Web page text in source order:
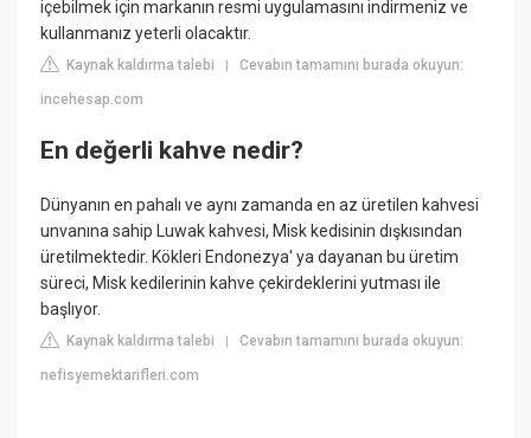
içebilmek için markanın resmi uygulamasını indirmeniz ve
kullanmanız yeterli olacaktır.
Kaynak kaldırma talebi |Cevabın tamamını burada okuyun:
incehesap.com
En değerli kahve nedir?
Dünyanın en pahalı ve aynı zamanda en az üretilen kahvesi
unvanına sahip Luwak kahvesi, Misk kedisinin dışkısından
üretilmektedir. Kökleri Endonezya' ya dayanan bu üretim
süreci, Misk kedilerinin kahve çekirdeklerini yutması ile
başlıyor.
Kaynak kaldırma talebi |Cevabın tamamını burada okuyun:
nefisyemektarifleri.com